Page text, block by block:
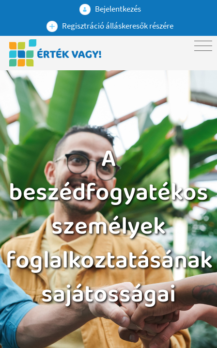
Bejelentkezés
Regisztráció álláskeresők részére
A
beszédfogyatékos
személyek
foglalkoztatásának
sajátosságai